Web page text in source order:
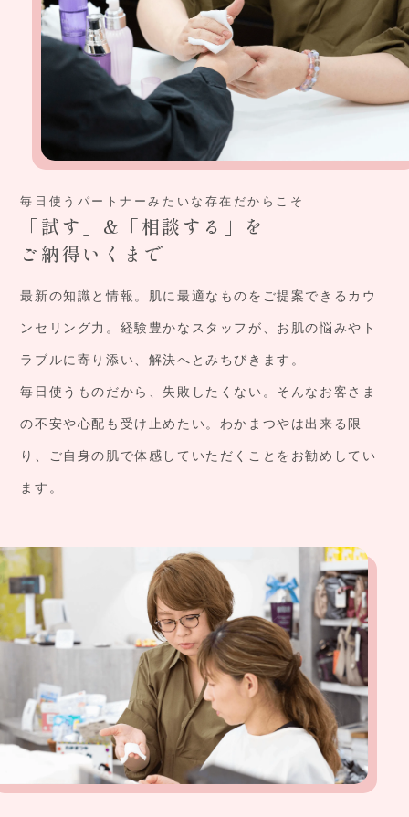
毎日使うパートナーみたいな存在だからこそ
「試す」&「相談する」を
ご納得いくまで
最新の知識と情報。肌に最適なものをご提案できるカウ
ンセリング力。経験豊かなスタッフが、お肌の悩みやト
ラブルに寄り添い、解決へとみちびきます。
毎日使うものだから、失敗したくない。そんなお客さま
の不安や心配も受け止めたい。わかまつやは出来る限
り、ご自身の肌で体感していただくことをお勧めしてい
ます。